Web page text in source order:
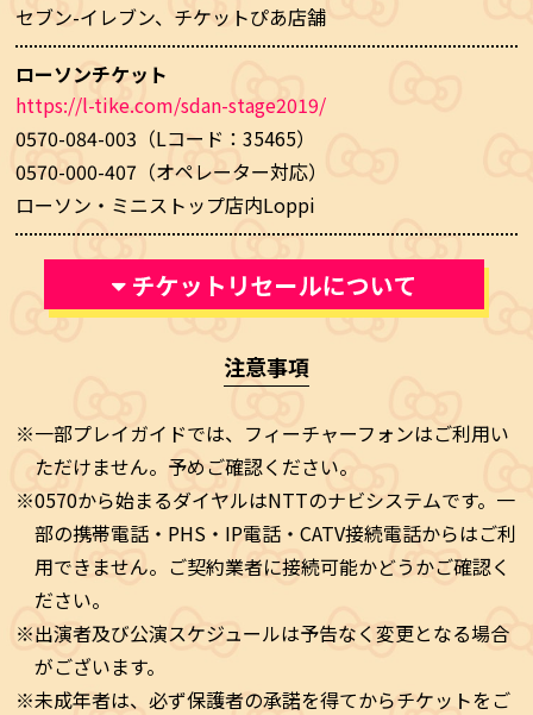
セブン-イレブン、チケットぴあ店舗
ローソンチケット
https://l-tike.com/sdan-stage2019/
0570-084-003 （Lコード：35465）
0570-000-407 （オペレーター対応）
ローソン・ミニストップ店内Loppi
注意事項
※一部プレイガイドでは、フィーチャーフォンはご利用い
ただけません。予めご確認ください。
※0570から始まるダイヤルはNTTのナビシステムです。一
部の携帯電話・PHS・IP電話・CATV接続電話からはご利
用できません。ご契約業者に接続可能かどうかご確認く
ださい。
※出演者及び公演スケジュールは予告なく変更となる場合
がございます。
※未成年者は、必ず保護者の承諾を得てからチケットをご